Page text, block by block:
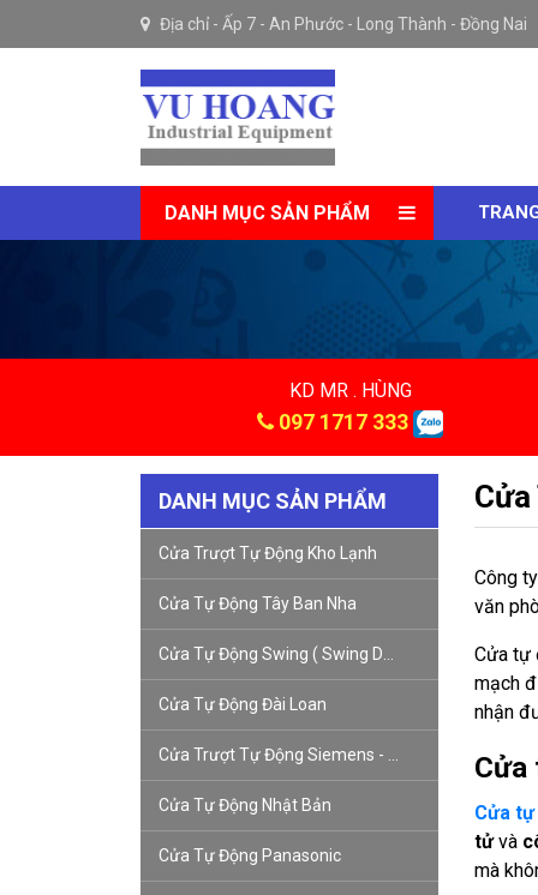
Địa chỉ - Ấp 7 - An Phước - Long Thành - Đồng Nai
DANH MỤC SẢN PHẨM
KD MR . HÙNG
097 1717 333
DANH MỤC SẢN PHẨM
Cửa Trượt Tự Động Kho Lạnh
Cửa Tự Động Tây Ban Nha
Cửa Tự Động Đài Loan
Cửa Tự Động Nhật Bản
Cửa Tự Động Panasonic
Công
văn
Cửa tự
mạch
nhận
Cửa
Cửa
tửvà
mà